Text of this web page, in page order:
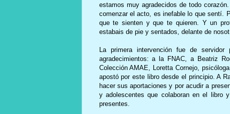
estamos muy agradecidos de todo
comenzar el acto, es inefable lo que sentí.
que te sienten y que te quieren. Y un
estabais de pie y sentados, delante de
La primera intervención fue de
agradecimientos: ala FNAC , a Beatriz
ColecciónAMAE , Loretta Cornejo,
apostó por este libro desde el principio. A
hacer sus aportaciones y por acudir a
y adolescentes que colaboran en el libro
presentes.